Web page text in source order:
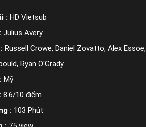
: HD Vietsub
Julius Avery
Russell Crowe, Daniel Zovatto, Alex
Ryan O'Grady
Mỹ
8.6/10 điểm
: 103 Phút